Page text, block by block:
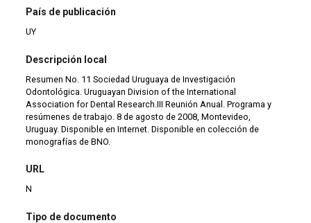
País de publicación
UY
Descripción local
Resumen No. 11 Sociedad Uruguaya de Investigación
Odontológica. Uruguayan Division of the International
Association for Dental Research.III Reunión Anual. Programa y
resúmenes de trabajo. 8 de agosto de 2008, Montevideo,
Uruguay. Disponible en Internet. Disponible en colección de
monografías de BNO.
URL
N
Tipo de documento